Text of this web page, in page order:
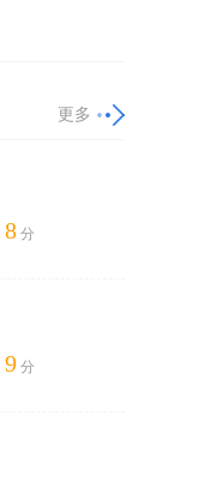
更多
8 分
9 分